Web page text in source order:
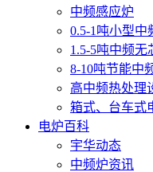
中频感应炉
0.5-1吨小型中
1.5-5吨中频无
8-10吨节能中
高中频热处理
箱式、台车式
电炉百科
宇华动态
中频炉资讯